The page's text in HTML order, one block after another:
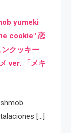
yumeki
cookie" 恋
クッキー
ver. 「メキ
[…]